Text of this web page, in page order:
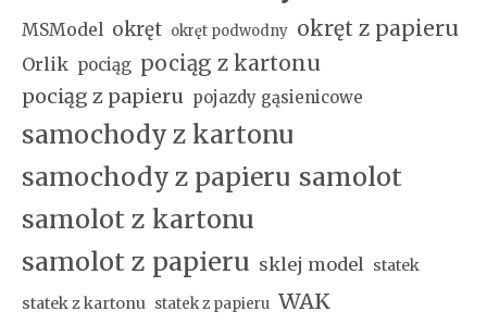
MSModel okręt okręt podwodny okręt z papieru
Orlik pociąg pociąg z kartonu
pociąg z papieru pojazdy gąsienicowe
samochody z kartonu
samochody z papieru samolot
samolot z kartonu
samolot z papieru sklej model statek
statek z kartonu statek z papieru WAK